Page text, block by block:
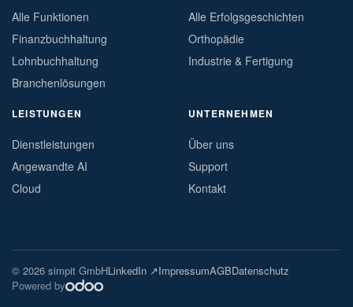
Alle Funktionen
Finanzbuchhaltung
Lohnbuchhaltung
Branchenlösungen
Alle Erfolgsgeschichten
Orthopädie
Industrie & Fertigung
LEISTUNGEN
Dienstleistungen
Angewandte AI
Cloud
UNTERNEHMEN
Über uns
Support
Kontakt
© 2026 simpit GmbHLinkedIn ↗ImpressumAGBDatenschutz
Powered by